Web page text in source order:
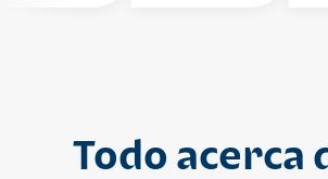
Todo acerca